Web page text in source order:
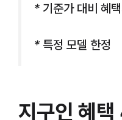
* 기준가 대비 혜
* 특정 모델 한정
지구인 혜